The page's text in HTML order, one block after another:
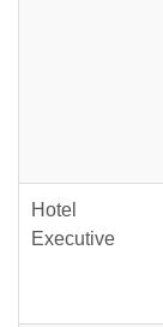
Hotel
Executive